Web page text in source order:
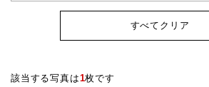
すべてクリア
該当する写真は1枚です